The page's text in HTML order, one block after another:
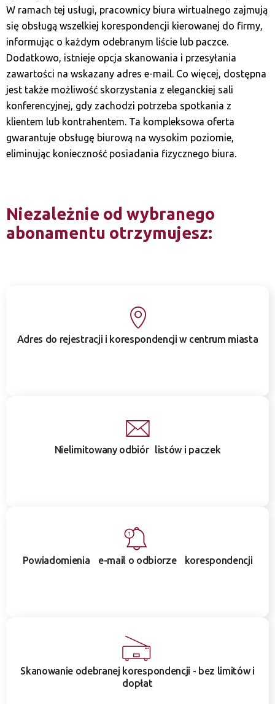
W ramach tej usługi, pracownicy biura wirtualnego zajmują
się obsługą wszelkiej korespondencji kierowanej do firmy,
informując o każdym odebranym liście lub paczce.
Dodatkowo, istnieje opcja skanowania i przesyłania
zawartości na wskazany adres e-mail. Co więcej, dostępna
jest także możliwość skorzystania z eleganckiej sali
konferencyjnej, gdy zachodzi potrzeba spotkania z
klientem lub kontrahentem. Ta kompleksowa oferta
gwarantuje obsługę biurową na wysokim poziomie,
eliminując konieczność posiadania fizycznego biura.
Niezależnie od wybranego
abonamentu otrzymujesz:
Adres do rejestracji i korespondencji w centrum miasta
Nielimitowany odbiór listów i paczek
Powiadomienia e-mail o odbiorze korespondencji
Skanowanie odebranej korespondencji - bez limitów i
dopłat